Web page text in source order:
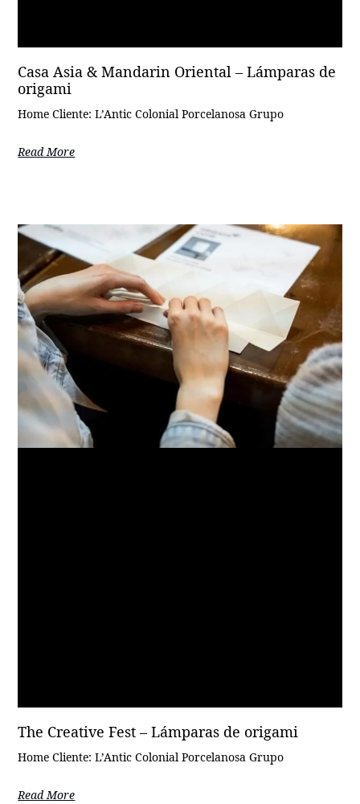
Casa Asia & Mandarin Oriental – Lámparas de
origami
Home Cliente: L’Antic Colonial Porcelanosa Grupo
Read More
The Creative Fest – Lámparas de origami
Home Cliente: L’Antic Colonial Porcelanosa Grupo
Read More